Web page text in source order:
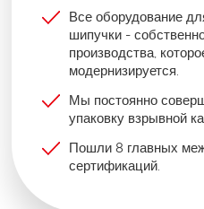
Все оборудование
шипучки -
производства,
модернизируется.
Мы постоянно
упаковку взрывной
Пошли 8 главных
сертификаций.